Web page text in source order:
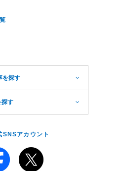
を探す
す
SNSアカウント